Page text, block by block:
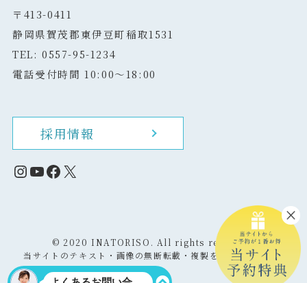
〒413-0411
静岡県賀茂郡東伊豆町稲取1531
TEL: 0557-95-1234
電話受付時間 10:00～18:00
採用情報
Instagram
YouTube
Facebook
X
© 2020 INATORISO. All rights reserved.
当サイトのテキスト・画像の無断転載・複製を固く禁じます。